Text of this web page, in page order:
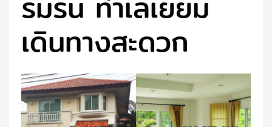
เดินทางสะดวก